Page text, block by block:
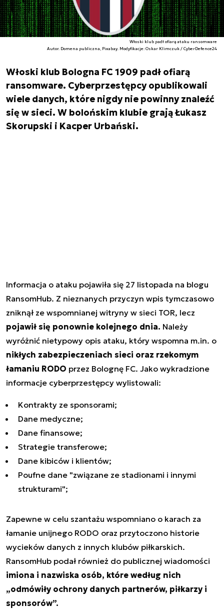
Włoski klub padł ofiarą ataku ransomware
Autor. Domena publiczna, Pixabay. Modyfikacje: Oskar Klimczuk / CyberDefence24
Włoski klub Bologna FC 1909 padł ofiarą
ransomware. Cyberprzestępcy opublikowali
wiele danych, które nigdy nie powinny znaleźć
się w sieci. W bolońskim klubie grają Łukasz
Skorupski i Kacper Urbański.
Informacja o ataku pojawiła się 27 listopada na blogu
RansomHub. Z nieznanych przyczyn wpis tymczasowo
zniknął ze wspomnianej witryny w sieci TOR, lecz
pojawił się ponownie kolejnego dnia. Należy
wyróżnić nietypowy opis ataku, który wspomna m.in. o
nikłych zabezpieczeniach sieci oraz rzekomym
łamaniu RODO przez Bolognę FC. Jako wykradzione
informacje cyberprzestępcy wylistowali:
Kontrakty ze sponsorami;
Dane medyczne;
Dane finansowe;
Strategie transferowe;
Dane kibiców i klientów;
Poufne dane "związane ze stadionami i innymi
strukturami";
Zapewne w celu szantażu wspomniano o karach za
łamanie unijnego RODO oraz przytoczono historie
wycieków danych z innych klubów piłkarskich.
RansomHub podał również do publicznej wiadomości
imiona i nazwiska osób, które według nich
„odmówiły ochrony danych partnerów, piłkarzy i
sponsorów”.